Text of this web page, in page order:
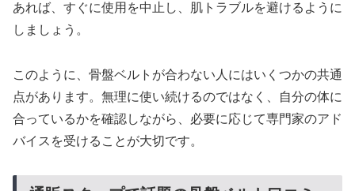
あれば、すぐに使用を中止し、肌トラブルを避けるように
しましょう。
このように、骨盤ベルトが合わない人にはいくつかの共通
点があります。無理に使い続けるのではなく、自分の体に
合っているかを確認しながら、必要に応じて専門家のアド
バイスを受けることが大切です。